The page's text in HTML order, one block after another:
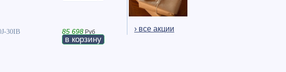
› все акции
30IB 85 698 Руб
в корзину